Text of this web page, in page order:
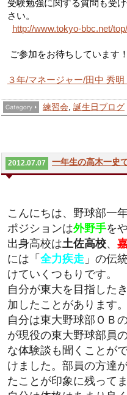
受験勉強に関する質問も受
さい。
http://www.tokyo-bbc.net/
ご参加をお待ちしています
３年/マネージャー/田中 秀
練習会, 誕生日ブログ
2012.07.07 一年生の高木一史
ん
に
ち
は、
野
球
部
一
年
の
高
木
で
す。
ジ
シ
ョ
は
外
野
手
を
や
ら
せ
て
も
ら
っ
身
高
校
土
佐
高
校、
嘉
藤
先
輩
と
同
じ
高
っ
た
の
東
大
野
球
部
で
も
続
け
て
い
く
分
が
東
を
目
指
し
た
き
っ
か
け
の
一
つ
分
は
浜
田
一
志
さ
ん
に
誘
っ
て
頂
き、
参
加
緒
に
野
球
を
し、
ま
た
貴
重
な
体
験
談
も
聞
く
ま
し
た。
部
員
の
方
達
が
と
て
も
フ
レ
ン
ド
自
分
は
体
格
あ
ま
り
良
く
な
い
で
す
が、
な
ま
す。
こ
か
ら
も
東
大
野
球
部
の
応
援、
宜
し
く
こんにちは、野球部一
ポジションは外野手を
出身高校は土佐高校、
には「 全力疾走 」の伝
けていくつもりです。
自分が東大を目指した
加したこ とがあります
自分は東大野球部ＯＢ
が現役の東大野球部員
な体験談も聞くことが
け ました。 部員の方達
たことが印象に残って